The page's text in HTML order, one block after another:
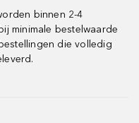
binnen 2-4
minimale bestelwaarde
die volledig